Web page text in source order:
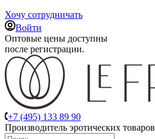
Хочу сотрудничать
Войти
Оптовые цены доступны
после регистрации.
+7 (495) 133 89 90
Производитель эротических товаров